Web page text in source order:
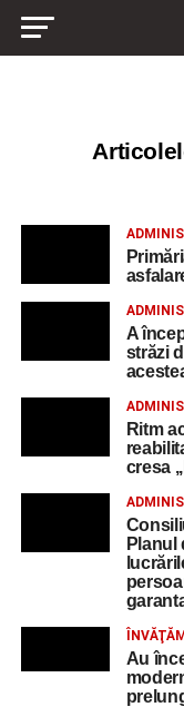
A
străzi
Ritm
cresa
Planul
Au